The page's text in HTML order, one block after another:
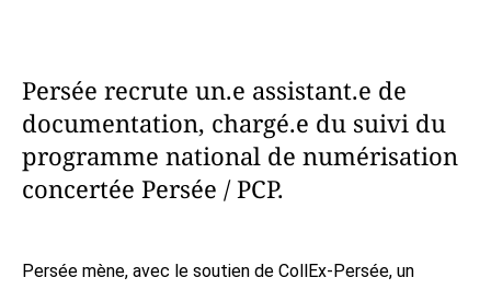
Persée recrute un.e assistant.e de
documentation, chargé.e du suivi du
programme national de numérisation
concertée Persée / PCP.
Persée mène, avec le soutien de CollEx-Persée, un